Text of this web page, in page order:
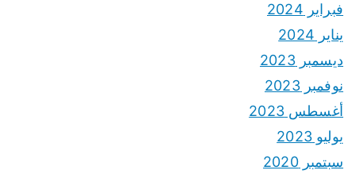
فبراير 2024
يناير 2024
ديسمبر 2023
نوفمبر 2023
أغسطس 2023
يوليو 2023
سبتمبر 2020